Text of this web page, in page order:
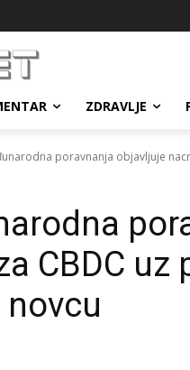
ZDRAVLJE
poravnanja objavljuje
CBDC uz